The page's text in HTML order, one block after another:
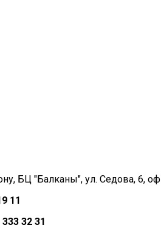
БЦ "Балканы", ул. Седова, 6,
11
32 31